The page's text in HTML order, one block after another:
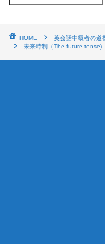
HOME 英会話中級者の道
未来時制（The future tense)